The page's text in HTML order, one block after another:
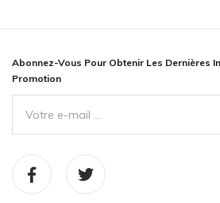
Abonnez-Vous Pour Obtenir Les Dernières
Promotion